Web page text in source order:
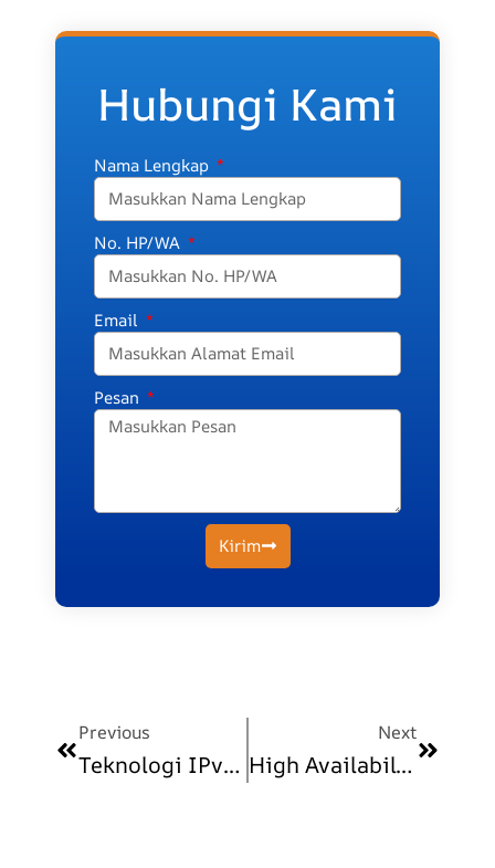
Hubungi Kami
Nama Lengkap
No. HP/WA
Email
Pesan
Kirim
Prev
Previous
Teknologi IPv6 Dan Masa Depan Jaringan Internet
Next
High Availability Dan Load Balancing Pada Jaringan
Next